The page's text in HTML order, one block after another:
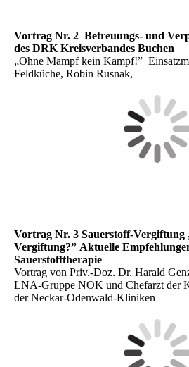
Vortrag Nr. 2 Betreuungs- und
des DRK Kreisverbandes Buchen
„Ohne Mampf kein Kampf!”
Feldküche, Robin Rusnak,
Vortrag Nr. 3 Sauerstoff-Vergiftung
Vergiftung?” Aktuelle
Sauerstofftherapie
Vortrag von Priv.-Doz. Dr. Harald
LNA-Gruppe NOK und Chefarzt der
der Neckar-Odenwald-Kliniken